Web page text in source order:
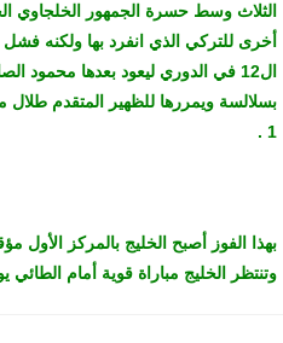
الثلاث وسط حسرة الجمهور الخلجاوي
أخرى للتركي الذي انفرد بها ولكنه
ال12 في الدوري ليعود بعدها محمود
1 .
بهذا الفوز أصبح الخليج بالمركز
وتنتظر الخليج مباراة قوية أمام